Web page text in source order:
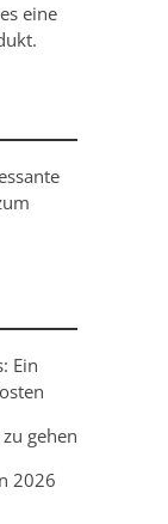
eine
Ein
gehen
2026